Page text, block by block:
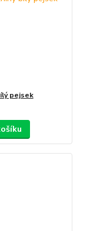
pejsek